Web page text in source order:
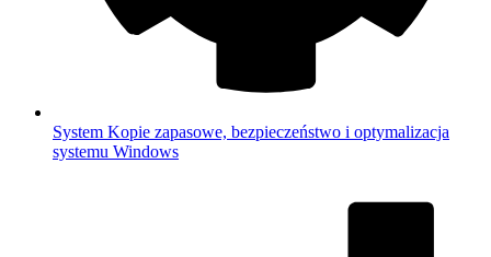
System Kopie zapasowe, bezpieczeństwo i optymalizacja
systemu Windows